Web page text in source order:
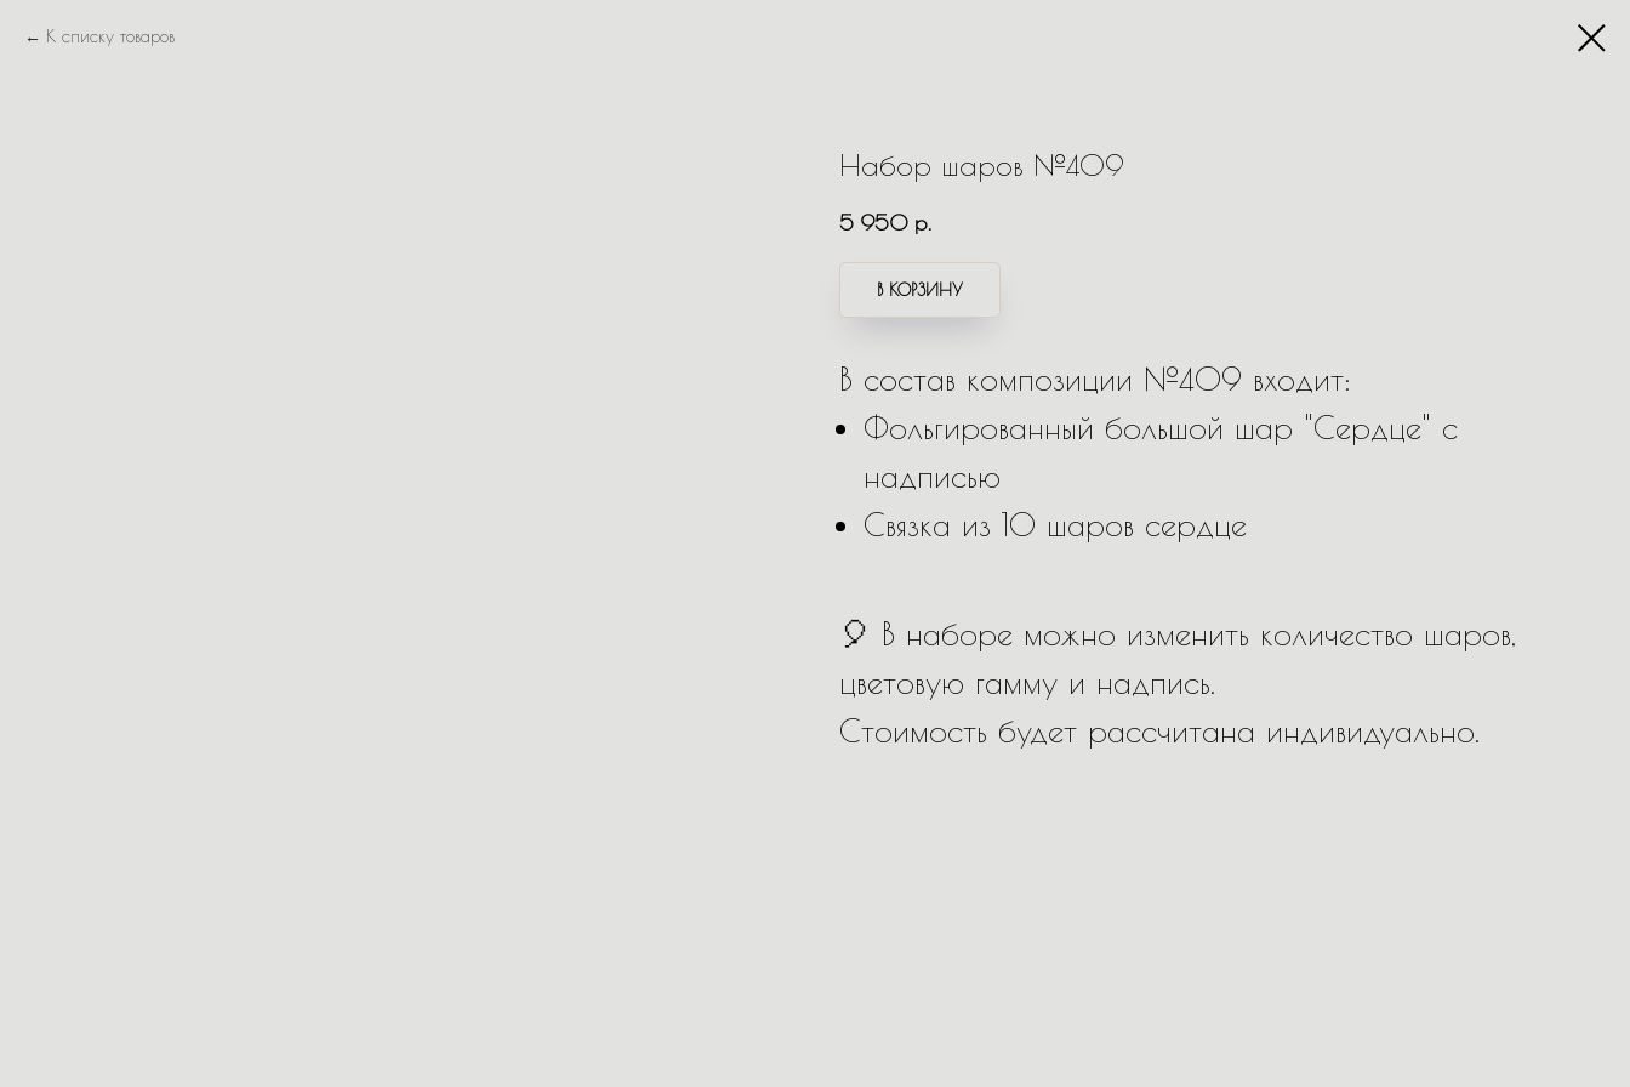
К списку товаров
Набор шаров №409
5 950 р.
В КОРЗИНУ
В состав композиции №409 входит:
Фольгированный большой шар "Сердце" с
надписью
Связка из 10 шаров сердце
🎈 В наборе можно изменить количество шаров,
цветовую гамму и надпись.
Стоимость будет рассчитана индивидуально.